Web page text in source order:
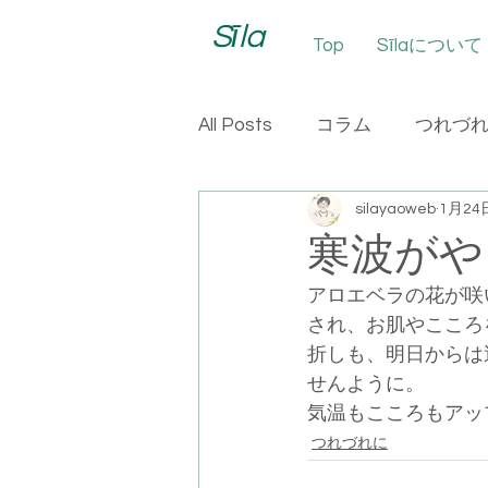
Sīla Top Sīlaについて
All Posts コラム つれづ
寒波が
silayaoweb 1月24
アロエベラの花が
され、お肌やここ
折しも、明日から
せんように。
気温もこころもア
つれづれに